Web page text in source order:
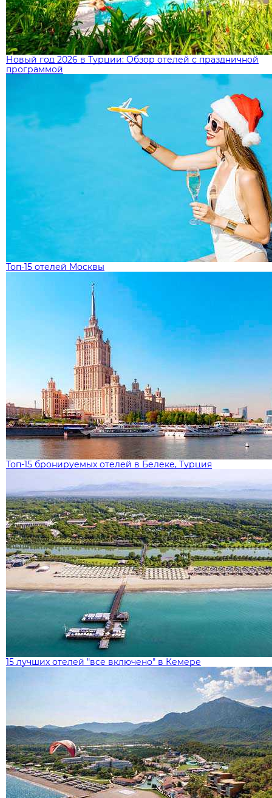
Новый год 2026 в Турции: Обзор отелей с праздничной
программой
Топ-15 отелей Москвы
Топ-15 бронируемых отелей в Белеке, Турция
15 лучших отелей "все включено" в Кемере